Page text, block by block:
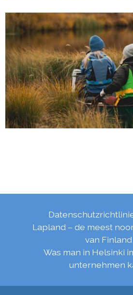
Lapland – de meest
van Finland
Was man in Helsinki
unternehmen